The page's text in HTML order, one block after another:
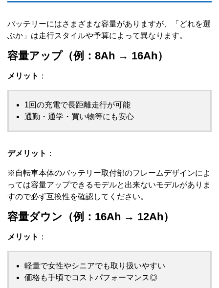
バッテリーにはさまざまな容量がありますが、「どれを選
ぶか」は走行スタイルや予算によって異なります。
容量アップ（例：8Ah → 16Ah）
メリット ：
1回の充電で長距離走行が可能
通勤・通学・買い物等にも安心
デメリット ：
※自転車本体のバッテリー取付部のフレームデザインによ
っては容量アップできるモデルと出来ないモデルがありま
すので必ず互換性を確認してください。
容量ダウン（例：16Ah → 12Ah）
メリット ：
軽量で女性やシニアでも取り扱いやすい
価格も手頃でコストパフォーマンス◎